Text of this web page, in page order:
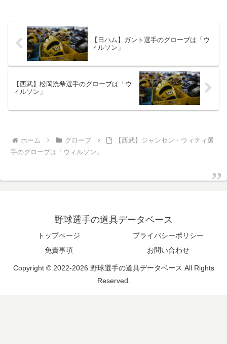
【日ハム】ガント選手のグローブは「ウ
ィルソン」
【西武】松岡洸希選手のグローブは「ウ
ィルソン」
ホーム グローブ
【西武】ジャンセン・ウィティ選
手のグローブは「ウィルソン」
野球選手の道具データベース
トップページ
プライバシーポリシー
免責事項
お問い合わせ
Copyright © 2022-2026 野球選手の道具データベース All Rights
Reserved.